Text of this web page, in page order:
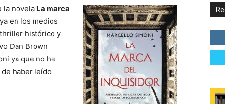
la novela La marca
en los medios
histórico y
Dan Brown
ya que no he
haber leído